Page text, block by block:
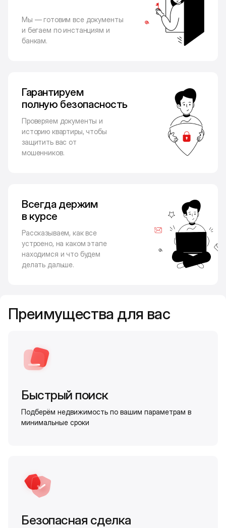
Мы — готовим все документы
и бегаем по инстанциям и
банкам.
Гарантируем
полную безопасность
Проверяем документы и
историю квартиры, чтобы
защитить вас от
мошенников.
Всегда держим
в курсе
Рассказываем, как все
устроено, на каком этапе
находимся и что будем
делать дальше.
Преимущества для вас
Быстрый поиск
Подберём недвижимость по вашим параметрам в
минимальные сроки
Безопасная сделка